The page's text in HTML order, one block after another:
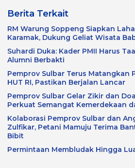
Berita Terkait
RM Warung Soppeng Siapkan
Karamak, Dukung Geliat Wisata
Suhardi Duka: Kader PMII Harus
Alumni Berbakti
Pemprov Sulbar Terus Matangkan
HUT RI, Pastikan Berjalan Lancar
Pemprov Sulbar Gelar Zikir dan
Perkuat Semangat Kemerdekaan
Kolaborasi Pemprov Sulbar dan
Zulfikar, Petani Mamuju Terima
Bibit
Permintaan Membludak Hingga